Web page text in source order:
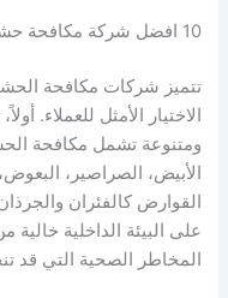
10 افضل شركة مكافحة حشرات في هليوبليس
تتميز شركات مكافحة
الاختيار الأمثل للعملاء.
ومتنوعة تشمل مكافحة
الأبيض، الصراصير،
القوارض كالفئران
على البيئة الداخلية
المخاطر الصحية التي قد